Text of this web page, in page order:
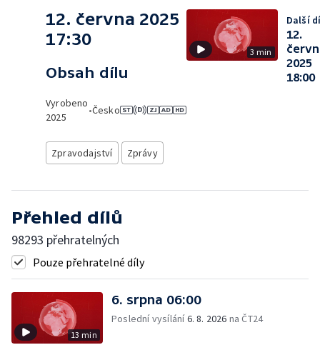
12. června 2025
17:30
Obsah dílu
Vyrobeno
2025
•Česko
Zpravodajství Zprávy
3 min
Další
12.
2025
18:00
Přehled dílů
98293 přehratelných
Pouze přehratelné díly
13 min
6. srpna 06:00
Poslední vysílání6. 8. 2026 na ČT24